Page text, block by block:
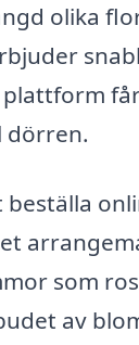
olika
dörren.
som
av